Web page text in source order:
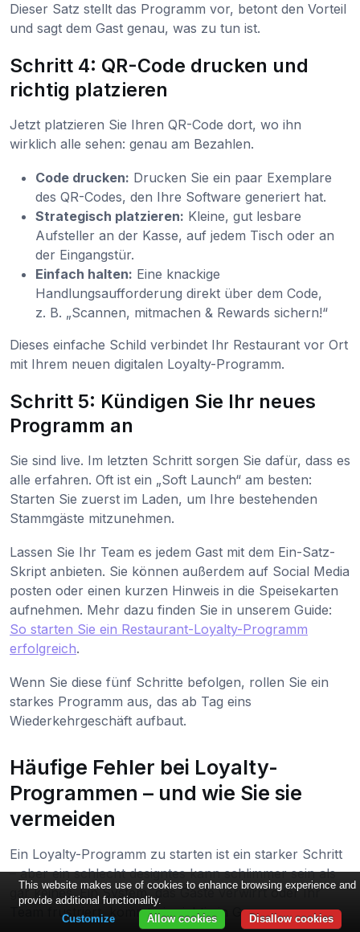
Dieser Satz stellt das Programm vor, betont den Vorteil
und sagt dem Gast genau, was zu tun ist.
Schritt 4: QR-Code drucken und
richtig platzieren
Jetzt platzieren Sie Ihren QR-Code dort, wo ihn
wirklich alle sehen: genau am Bezahlen.
Code drucken: Drucken Sie ein paar Exemplare
des QR-Codes, den Ihre Software generiert hat.
Strategisch platzieren: Kleine, gut lesbare
Aufsteller an der Kasse, auf jedem Tisch oder an
der Eingangstür.
Einfach halten: Eine knackige
Handlungsaufforderung direkt über dem Code,
z. B. „Scannen, mitmachen & Rewards sichern!“
Dieses einfache Schild verbindet Ihr Restaurant vor Ort
mit Ihrem neuen digitalen Loyalty-Programm.
Schritt 5: Kündigen Sie Ihr neues
Programm an
Sie sind live. Im letzten Schritt sorgen Sie dafür, dass es
alle erfahren. Oft ist ein „Soft Launch“ am besten:
Starten Sie zuerst im Laden, um Ihre bestehenden
Stammgäste mitzunehmen.
Lassen Sie Ihr Team es jedem Gast mit dem Ein-Satz-
Skript anbieten. Sie können außerdem auf Social Media
posten oder einen kurzen Hinweis in die Speisekarten
aufnehmen. Mehr dazu finden Sie in unserem Guide:
So starten Sie ein Restaurant-Loyalty-Programm
erfolgreich.
Wenn Sie diese fünf Schritte befolgen, rollen Sie ein
starkes Programm aus, das ab Tag eins
Wiederkehrgeschäft aufbaut.
Häufige Fehler bei Loyalty-
Programmen – und wie Sie sie
vermeiden
Ein Loyalty-Programm zu starten ist ein starker Schritt
– aber ein schlecht designtes kann schlimmer sein als
gar keines. Ein System, das Gäste verwirrt oder Ihr
Team frustriert, kommt nie richtig in Gang.
This website makes use of cookies to enhance browsing experience and
provide additional functionality.
Disallow cookies
Allow cookies
Customize